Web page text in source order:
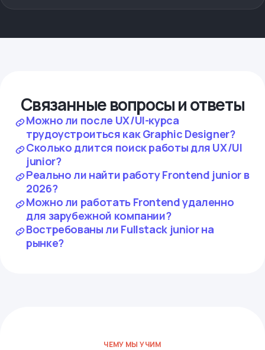
Связанные вопросы и ответы
Можно ли после UX/UI-курса
трудоустроиться как Graphic Designer?
Сколько длится поиск работы для UX/UI
junior?
Реально ли найти работу Frontend junior в
2026?
Можно ли работать Frontend удаленно
для зарубежной компании?
Востребованы ли Fullstack junior на
рынке?
ЧЕМУ МЫ УЧИМ